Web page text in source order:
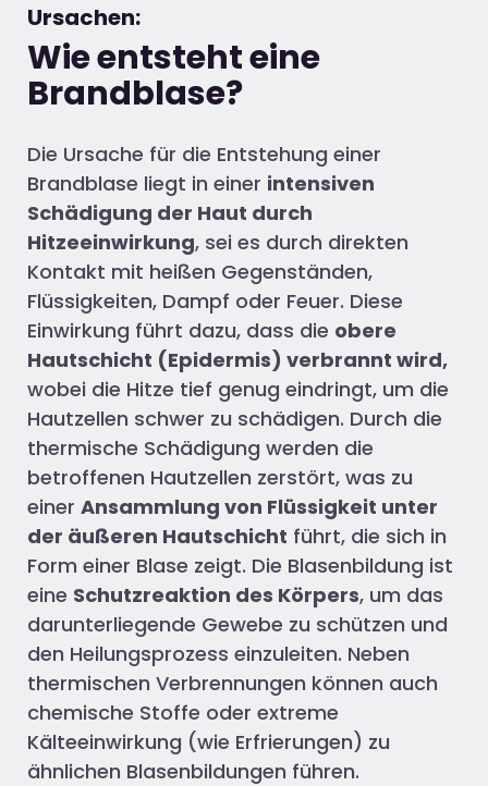
Ursachen:
Wie entsteht eine
Brandblase?
Die Ursache für die Entstehung einer
Brandblase liegt in einer intensiven
Schädigung der Haut durch
Hitzeeinwirkung, sei es durch direkten
Kontakt mit heißen Gegenständen,
Flüssigkeiten, Dampf oder Feuer. Diese
Einwirkung führt dazu, dass die obere
Hautschicht (Epidermis) verbrannt wird,
wobei die Hitze tief genug eindringt, um die
Hautzellen schwer zu schädigen. Durch die
thermische Schädigung werden die
betroffenen Hautzellen zerstört, was zu
einer Ansammlung von Flüssigkeit unter
der äußeren Hautschicht führt, die sich in
Form einer Blase zeigt. Die Blasenbildung ist
eine Schutzreaktion des Körpers, um das
darunterliegende Gewebe zu schützen und
den Heilungsprozess einzuleiten. Neben
thermischen Verbrennungen können auch
chemische Stoffe oder extreme
Kälteeinwirkung (wie Erfrierungen) zu
ähnlichen Blasenbildungen führen.